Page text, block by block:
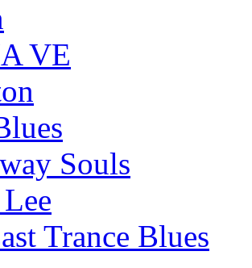
VE
Souls
Trance Blues